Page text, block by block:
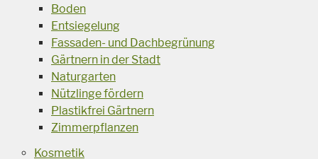
Boden
Entsiegelung
Fassaden- und Dachbegrünung
Gärtnern in der Stadt
Naturgarten
Nützlinge fördern
Plastikfrei Gärtnern
Zimmerpflanzen
Kosmetik